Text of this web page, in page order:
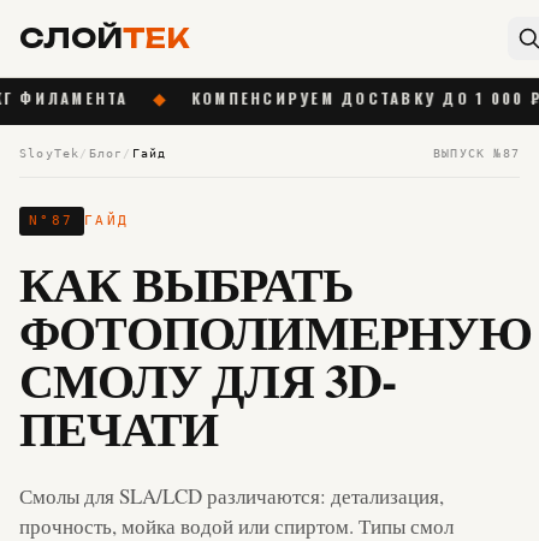
СЛОЙТЕК
◆ КОМПЕНСИРУЕМ ДОСТАВКУ ДО 1 000 ₽ ОТ 55
SloyTek / Блог / Гайд ВЫПУСК №87
N° 87 ГАЙД
КАК ВЫБРАТЬ
ФОТОПОЛИМЕРНУЮ
СМОЛУ ДЛЯ 3D-
ПЕЧАТИ
Смолы для SLA/LCD различаются: детализация,
прочность, мойка водой или спиртом. Типы смол